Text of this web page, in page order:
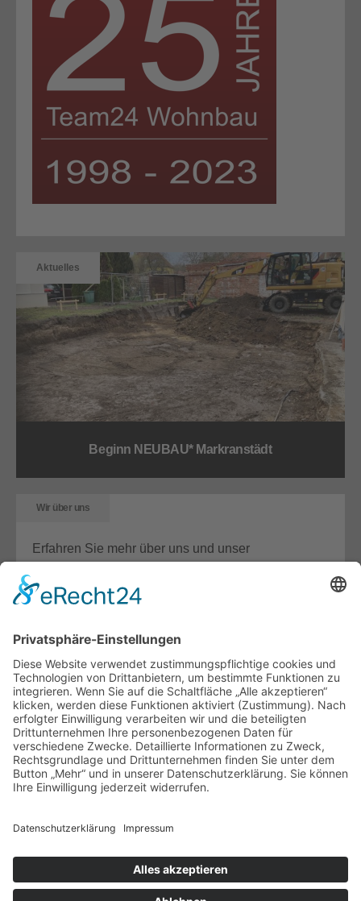
Aktuelles
Beginn NEUBAU* Markranstädt
Wir über uns
Erfahren Sie mehr über uns und unser
Unterstützung
Die Team24 Wohnbau GmbH unterstützt den Verein